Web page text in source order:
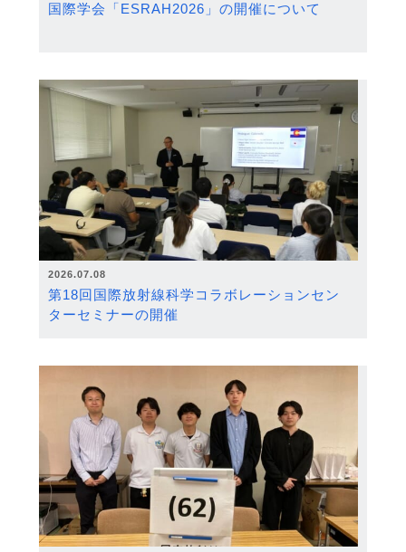
国際学会「ESRAH2026」の開催について
2026.07.08
第18回国際放射線科学コラボレーションセン
ターセミナーの開催